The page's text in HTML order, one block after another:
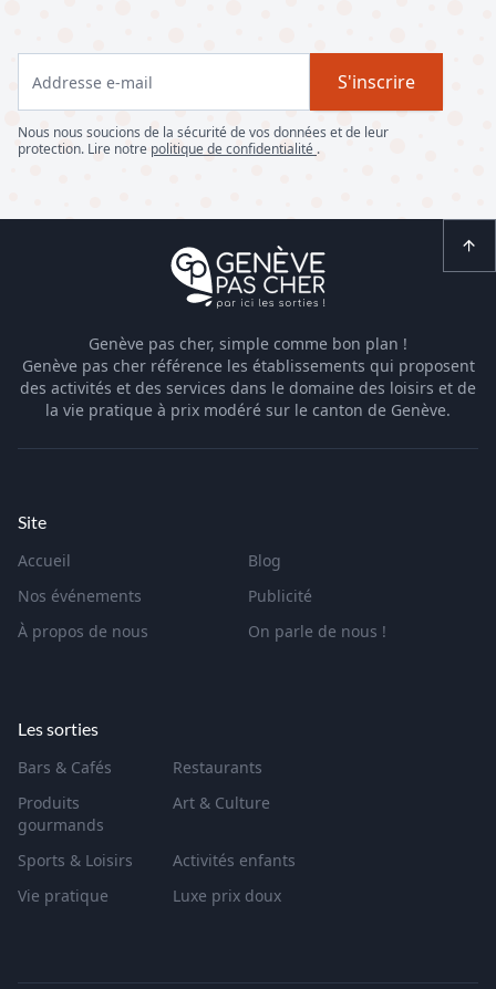
S'inscrire
Nous nous soucions de la sécurité de vos données et de leur
protection. Lire notre politique de confidentialité .
Genève pas cher, simple comme bon plan !
Genève pas cher référence les établissements qui proposent
des activités et des services dans le domaine des loisirs et de
la vie pratique à prix modéré sur le canton de Genève.
Site
Accueil
Blog
Nos événements
Publicité
À propos de nous
On parle de nous !
Les sorties
Bars & Cafés
Restaurants
Produits
gourmands
Art & Culture
Sports & Loisirs
Activités enfants
Vie pratique
Luxe prix doux